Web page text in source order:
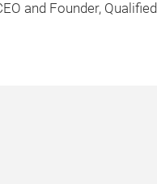
and Founder,